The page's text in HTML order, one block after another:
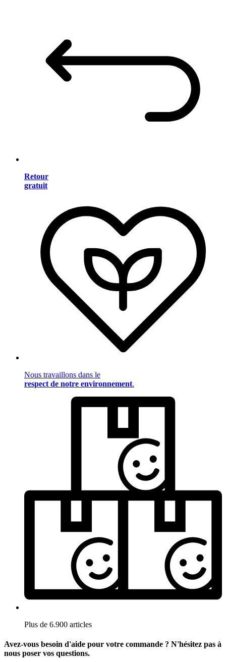
Retour
gratuit
Nous travaillons dans le
respect de notre environnement.
Plus de 6.900 articles
Avez-vous besoin d'aide pour votre commande ? N'hésitez pas à
nous poser vos questions.